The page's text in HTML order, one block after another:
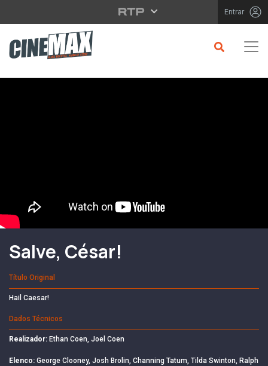
Saltar para o conteúdo principal Entrar
Filme em Cartaz
Salve, César!
Título Original
Hail Caesar!
Dados Técnicos
Realizador: Ethan Coen, Joel Coen
Elenco: George Clooney, Josh Brolin, Channing Tatum, Tilda Swinton, Ralph